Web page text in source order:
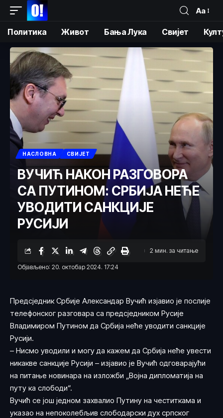
Аа
Политика Живот Бања Лука Свијет
НАСЛОВНА СВИЈЕТ
ВУЧИЋ НАКОН РАЗГОВОРА
СА ПУТИНОМ: СРБИЈА НЕЋЕ
УВОДИТИ САНКЦИЈЕ
РУСИЈИ
Објављено: 20. октобар 2024. 17:24
2 мин. за читање
Предсједник Србије Александар Вучић изјавио је послије
телефонског разговара са предсједником Русије
Владимиром Путином да Србија неће уводити санкције
Русији.
– Нисмо уводили и могу да кажем да Србија неће увести
никакве санкције Русији – изјавио је Вучић одговарајући
на питање новинара на изложби „Војна дипломатија на
путу ка слободи“.
Вучић се још једном захвалио Путину на честиткама и
указао на непоколебљив слободарски дух српског